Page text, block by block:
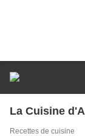
La Cuisine
Recettes de cuisine